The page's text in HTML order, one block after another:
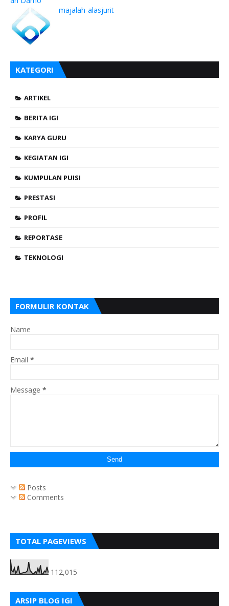
majalah-alasjurit
KATEGORI
ARTIKEL
BERITA IGI
KARYA GURU
KEGIATAN IGI
KUMPULAN PUISI
PRESTASI
PROFIL
REPORTASE
TEKNOLOGI
FORMULIR KONTAK
Name
Email *
Message *
Posts
Comments
TOTAL PAGEVIEWS
112,015
ARSIP BLOG IGI